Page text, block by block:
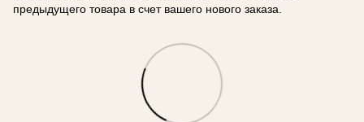
предыдущего товара в счет вашего нового заказа.